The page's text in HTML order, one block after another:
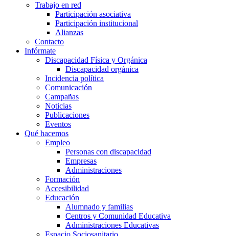
Trabajo en red
Participación asociativa
Participación institucional
Alianzas
Contacto
Infórmate
Discapacidad Física y Orgánica
Discapacidad orgánica
Incidencia política
Comunicación
Campañas
Noticias
Publicaciones
Eventos
Qué hacemos
Empleo
Personas con discapacidad
Empresas
Administraciones
Formación
Accesibilidad
Educación
Alumnado y familias
Centros y Comunidad Educativa
Administraciones Educativas
Espacio Sociosanitario